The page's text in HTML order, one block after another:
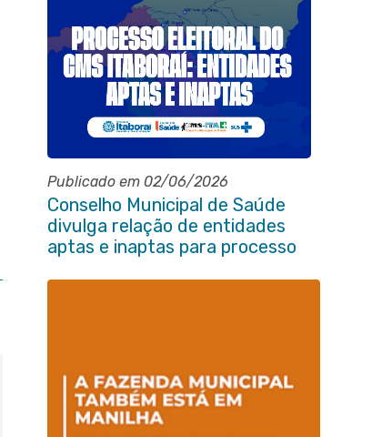
Publicado em 02/06/2026
Conselho Municipal de Saúde
divulga relação de entidades
aptas e inaptas para processo
2030